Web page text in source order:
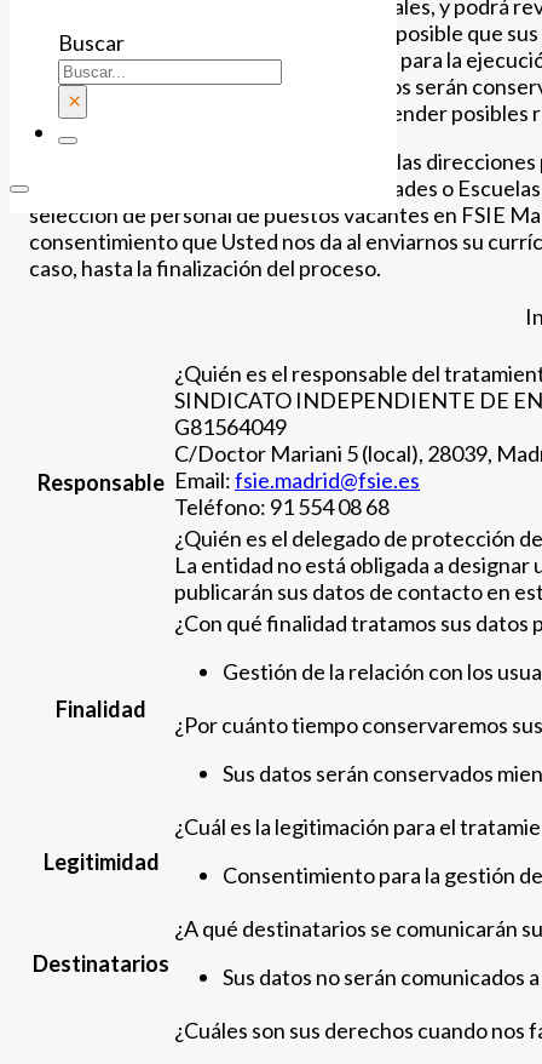
Buscar
×
contractuales, comerciales y profesionales, y podrá
contractual, profesional o comercial es posible que
Este tratamiento de datos es necesario para la
Igualmente, le informamos que sus datos serán
durante los plazos establecidos para atender posibles
a las
terceros (LinkedIn, InfoJobs, Universidades o
selección de personal de puestos vacantes en FSIE
consentimiento que Usted nos da al enviarnos su
caso, hasta la finalización del proceso.
Responsable
¿Quién es el responsable del
SINDICATO INDEPENDIENTE DE
G81564049
C/Doctor Mariani 5 (local), 28039,
Email:fsie.madrid@fsie.es
Teléfono: 91 554 08 68
¿Quién es el delegado de protección
La entidad no está obligada a
publicarán sus datos de contacto en
Finalidad
¿Con qué finalidad tratamos sus datos
Gestión de la relación con los
¿Por cuánto tiempo conservaremos
Sus datos serán conservados
Legitimidad
¿Cuál es la legitimación para el
Consentimiento para la gestión
Destinatarios
¿A qué destinatarios se comunicarán
Sus datos no serán comunicados
¿Cuáles son sus derechos cuando nos